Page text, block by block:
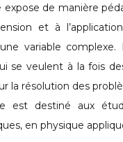
expose de manière
et à
variable
se veulent à la fois
la résolution des
est destiné aux
en physique